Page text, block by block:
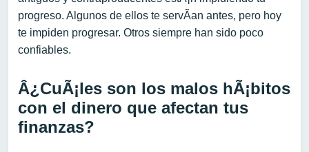
progreso. Algunos de ellos te servÃ­an antes, pero hoy
te impiden progresar. Otros siempre han sido poco
confiables.
Â¿CuÃ¡les son los malos hÃ¡bitos
con el dinero que afectan tus
finanzas?